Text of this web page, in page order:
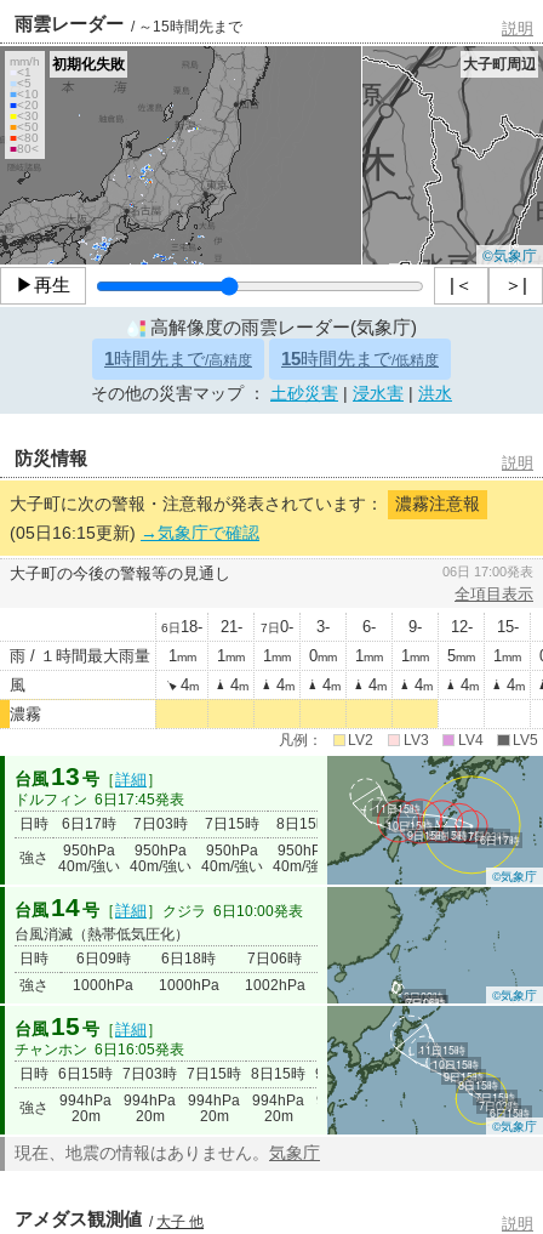
雨雲レーダー / ～15時間先まで 説明
©気象庁
mm/h
■<1
■<5
■<10
■<20
■<30
■<50
■<80
■80<
初期化失敗 大子町周辺
▶再生 |＜ ＞|
高解像度の雨雲レーダー(気象庁)
1時間先まで/高精度 15時間先まで/低精度
その他の災害マップ ： 土砂災害 浸水害 洪水
防災情報 説明
大子町に次の警報・注意報が発表されています：
濃霧注意報
(05日16:15更新) →気象庁で確認
大子町の今後の警報等の見通し 06日 17:00発表
全項目表示
6日 18- 21- 7日0- 3- 6- 9- 12- 15-
雨 / １時間最大雨量
1mm 1mm 1mm 0mm 1mm 1mm 5mm 1mm
風
4m 4m 4m 4m 4m 4m 4m 4m
濃霧
凡例： LV2 LV3 LV4 LV5
台風 13 号 ［詳細 ］
ドルフィン 6日17:45発表
日時
6日17時 7日03時 7日15時 8日15時 9日15時 10日15時 11日15時
強さ
950hPa
40m/強い
950hPa
40m/強い
950hPa
40m/強い
950hPa
40m/強い
965hPa
980hPa
20m
985hPa
18m
6日17時
7日03時
7日15時
8日15時
9日15時
10日15時
11日15時
©気象庁
台風 14号 ［詳細 ］ クジラ 6日10:00発表
台風消滅（熱帯低気圧化）
日時
6日09時 6日18時
7日06時
強さ
1000hPa 1000hPa 1002hPa
6日09時
6日18時
7日06時 ©気象庁
台風 15 号 ［詳細 ］
チャンホン 6日16:05発表
日時 6日15時 7日03時 7日15時 8日15時 9日15時 10日15時 11日15時
強さ
994hPa
20m
994hPa
20m
994hPa
20m
994hPa
20m
994hPa
20m
994hPa
20m
994hPa
20m6日15時
7日03時
7日15時
8日15時
9日15時
10日15時
11日15時
©気象庁
現在、地震の情報はありません。 気象庁
アメダス観測値 / 大子 他 説明